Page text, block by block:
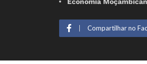
Compartilhar no